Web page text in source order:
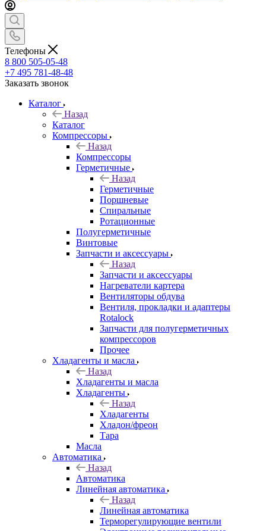
Телефоны
8 800 505-05-48
+7 495 781-48-48
Заказать звонок
Каталог
Назад
Каталог
Компрессоры
Назад
Компрессоры
Герметичные
Назад
Герметичные
Поршневые
Спиральные
Ротационные
Полугерметичные
Винтовые
Запчасти и аксессуары
Назад
Запчасти и аксессуары
Нагреватели картера
Вентиляторы обдува
Вентиля, прокладки и адаптеры
Rotalock
Запчасти для полугерметичных
компрессоров
Прочее
Хладагенты и масла
Назад
Хладагенты и масла
Хладагенты
Назад
Хладагенты
Хладон/фреон
Тара
Масла
Автоматика
Назад
Автоматика
Линейная автоматика
Назад
Линейная автоматика
Терморегулирующие вентили